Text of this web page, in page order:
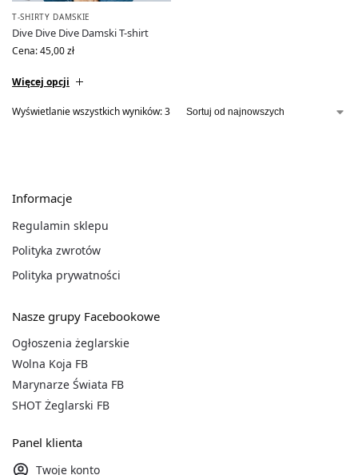
T-SHIRTY DAMSKIE
Dive Dive Dive Damski T-shirt
Cena:45,00zł
Więcej opcji
Wyświetlanie wszystkich wyników: 3
Informacje
Regulamin sklepu
Polityka zwrotów
Polityka prywatności
Nasze grupy Facebookowe
Ogłoszenia żeglarskie
Wolna Koja FB
Marynarze Świata FB
SHOT Żeglarski FB
Panel klienta
Twoje konto